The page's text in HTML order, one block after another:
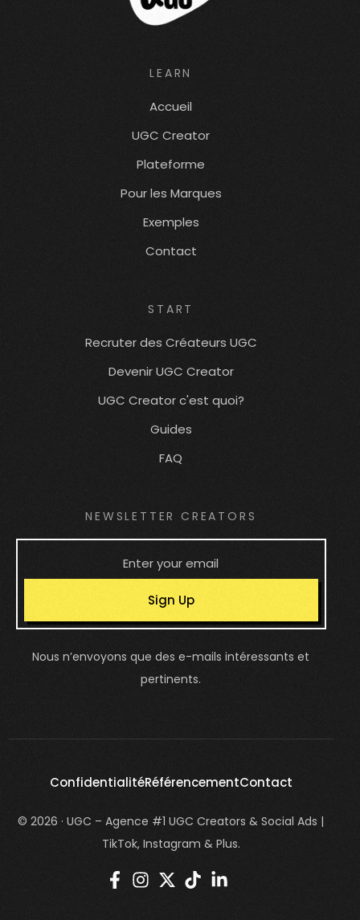
LEARN
Accueil
UGC Creator
Plateforme
Pour les Marques
Exemples
Contact
START
Recruter des Créateurs UGC
Devenir UGC Creator
UGC Creator c'est quoi?
Guides
FAQ
NEWSLETTER CREATORS
Sign Up
Nous n’envoyons que des e-mails intéressants et
pertinents.
ConfidentialitéRéférencementContact
© 2026 · UGC – Agence #1 UGC Creators & Social Ads |
TikTok, Instagram & Plus.
login